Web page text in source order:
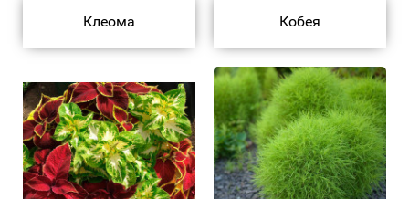
Клеома Кобея